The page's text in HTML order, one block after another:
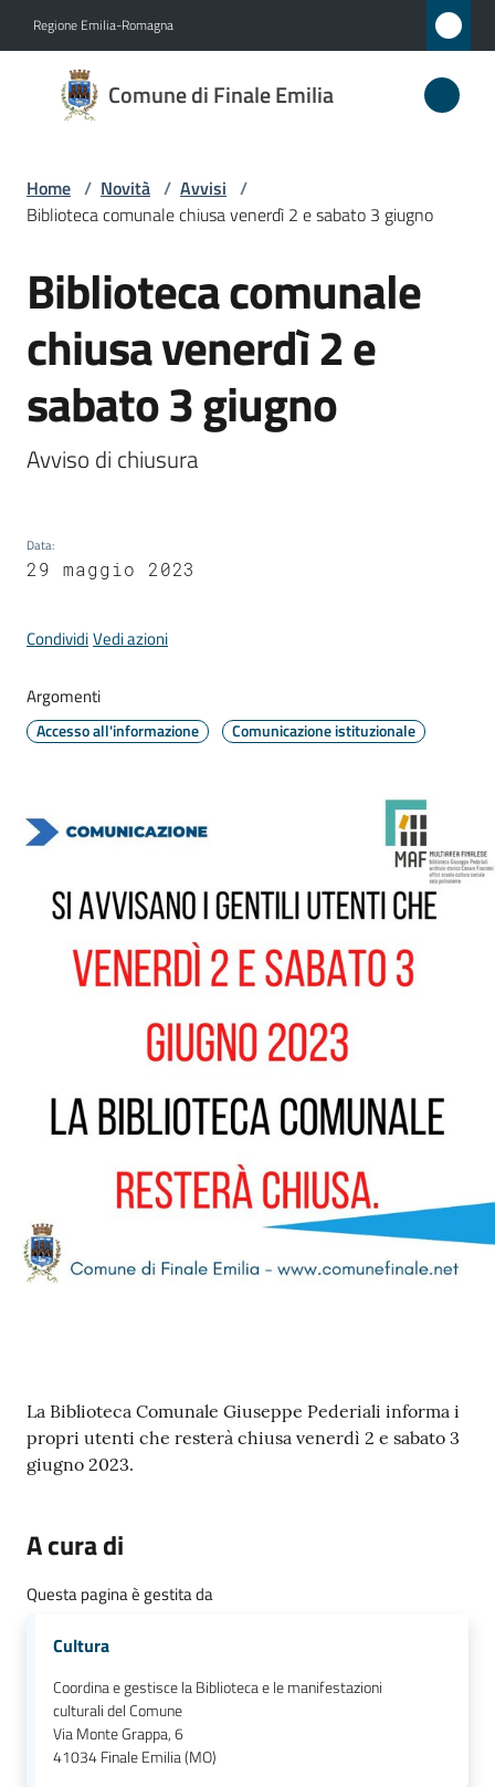
Regione Emilia-Romagna
Comune di Finale Emilia
Comune
di
Emilia
Amministrazione
Novità
Menu selezionato
Servizi
Vivere
Prenotazione
A
e
r
telematico
SUE
gli
argomenti...
Home / Novità / Avvisi /
Biblioteca comunale chiusa venerdì 2 e sabato 3 giugno
Salta al contenuto
Biblioteca comunale
chiusa venerdì 2 e
sabato 3 giugno
Avviso di chiusura
Data:
29 maggio 2023
CondividiVedi azioni
Argomenti
Accesso all'informazione Comunicazione istituzionale
Contenuto
La Biblioteca Comunale Giuseppe Pederiali informa i
propri utenti che resterà chiusa venerdì 2 e sabato 3
giugno 2023.
A cura di
Questa pagina è gestita da
Cultura
Coordina e gestisce la Biblioteca e le manifestazioni
culturali del Comune
Via Monte Grappa, 6
41034Finale Emilia (MO)